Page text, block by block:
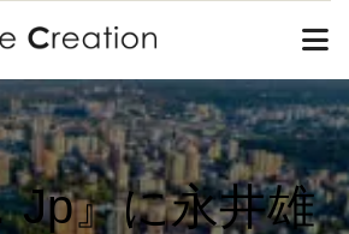
jp』に永井雄